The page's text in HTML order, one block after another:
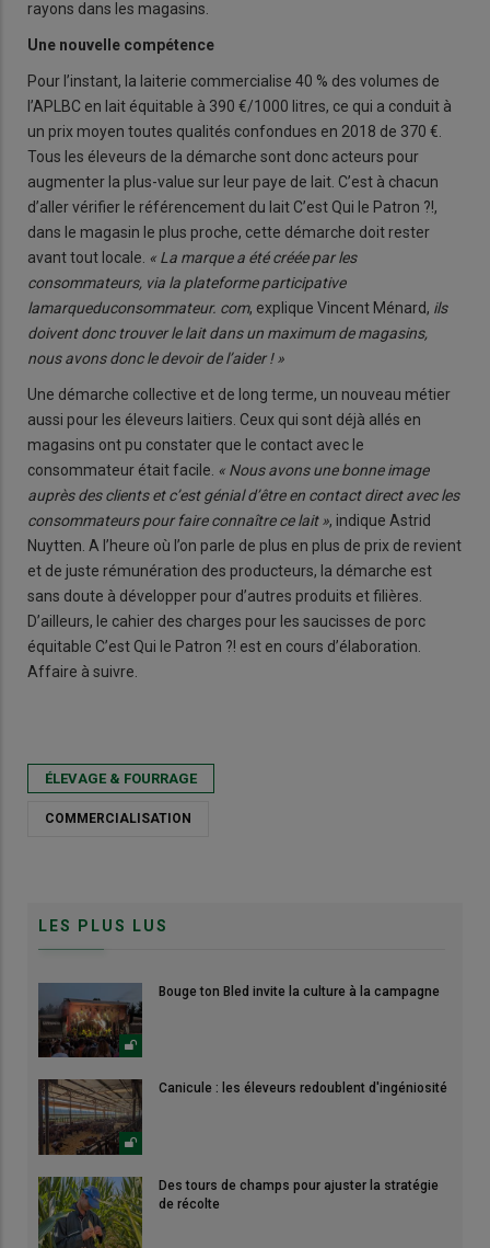
rayons dans les magasins.
Une nouvelle compétence
Pour l’instant, la laiterie commercialise 40 % des volumes de
l’APLBC en lait équitable à 390 €/1000 litres, ce qui a conduit à
un prix moyen toutes qualités confondues en 2018 de 370 €.
Tous les éleveurs de la démarche sont donc acteurs pour
augmenter la plus-value sur leur paye de lait. C’est à chacun
d’aller vérifier le référencement du lait C’est Qui le Patron ?!,
dans le magasin le plus proche, cette démarche doit rester
avant tout locale. « La marque a été créée par les
consommateurs, via la plateforme participative
lamarqueduconsommateur. com, explique Vincent Ménard, ils
doivent donc trouver le lait dans un maximum de magasins,
nous avons donc le devoir de l’aider ! »
Une démarche collective et de long terme, un nouveau métier
aussi pour les éleveurs laitiers. Ceux qui sont déjà allés en
magasins ont pu constater que le contact avec le
consommateur était facile. « Nous avons une bonne image
auprès des clients et c’est génial d’être en contact direct avec les
consommateurs pour faire connaître ce lait », indique Astrid
Nuytten. A l’heure où l’on parle de plus en plus de prix de revient
et de juste rémunération des producteurs, la démarche est
sans doute à développer pour d’autres produits et filières.
D’ailleurs, le cahier des charges pour les saucisses de porc
équitable C’est Qui le Patron ?! est en cours d’élaboration.
Affaire à suivre.
ÉLEVAGE & FOURRAGE
COMMERCIALISATION
LES PLUS LUS
Bouge ton Bled invite la culture à la campagne
Canicule : les éleveurs redoublent d'ingéniosité
Des tours de champs pour ajuster la stratégie
de récolte